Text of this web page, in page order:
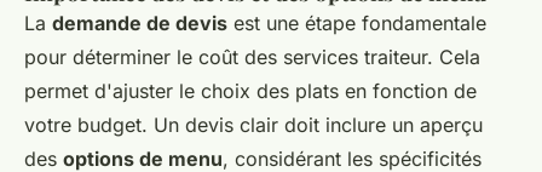
La demande de devis est une étape fondamentale
pour déterminer le coût des services traiteur. Cela
permet d'ajuster le choix des plats en fonction de
votre budget. Un devis clair doit inclure un aperçu
des options de menu, considérant les spécificités